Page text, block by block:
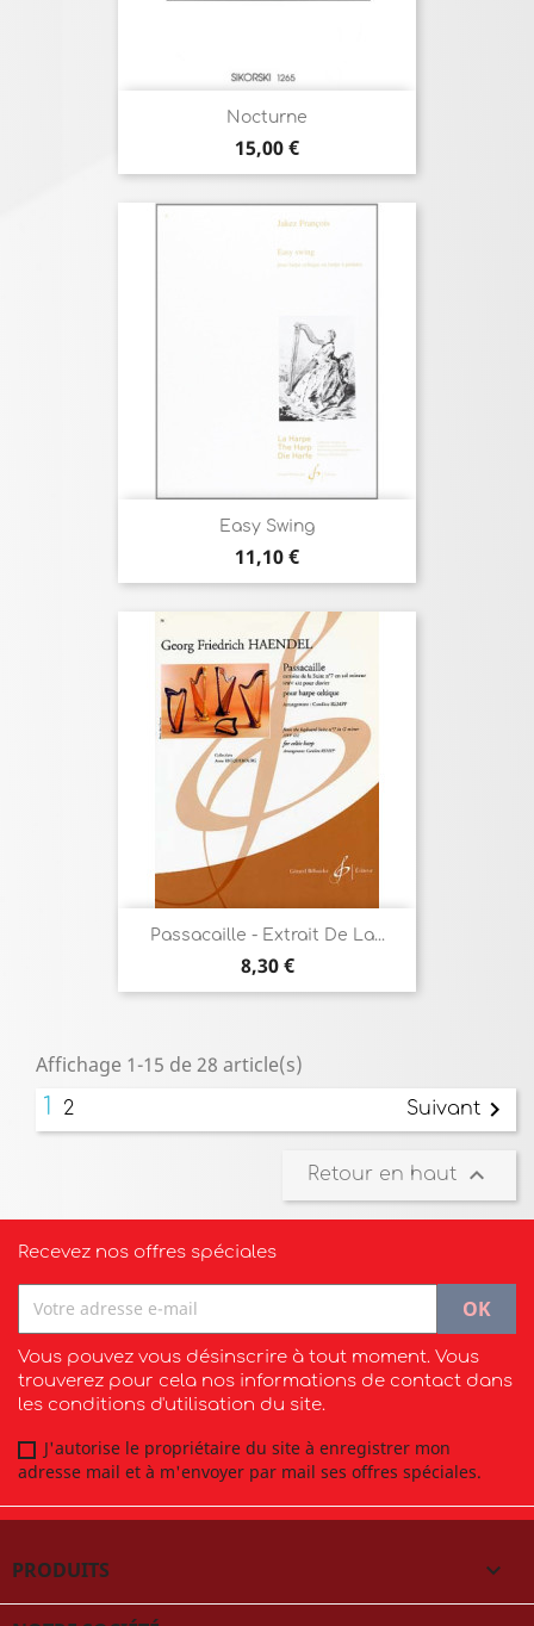
Nocturne
Prix
15,00 €
Easy Swing
Prix
11,10 €
Passacaille - Extrait De La...
Prix
8,30 €
Affichage 1-15 de 28 article(s)
1 2 Suivant 
Retour en haut 
Recevez nos offres spéciales
Vous pouvez vous désinscrire à tout moment. Vous
trouverez pour cela nos informations de contact dans
les conditions d'utilisation du site.
J'autorise le propriétaire du site à enregistrer mon
adresse mail et à m'envoyer par mail ses offres spéciales.
PRODUITS 